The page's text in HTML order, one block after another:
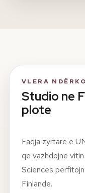
VLERA
Studio ne
plote
Faqja zyrtare e
qe vazhdojne
Sciences
Finlande.